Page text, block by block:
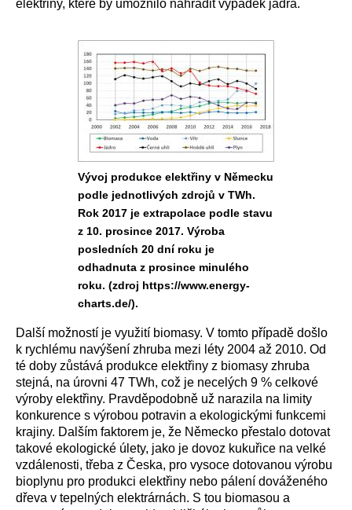
elektřiny, které by umožnilo nahradit výpadek jádra.
Vývoj produkce elektřiny v Německu
podle jednotlivých zdrojů v TWh.
Rok 2017 je extrapolace podle stavu
z 10. prosince 2017. Výroba
posledních 20 dní roku je
odhadnuta z prosince minulého
roku. (zdroj https://www.energy-
charts.de/).
Další možností je využití biomasy. V tomto případě došlo
k rychlému navýšení zhruba mezi léty 2004 až 2010. Od
té doby zůstává produkce elektřiny z biomasy zhruba
stejná, na úrovni 47 TWh, což je necelých 9 % celkové
výroby elektřiny. Pravděpodobně už narazila na limity
konkurence s výrobou potravin a ekologickými funkcemi
krajiny. Dalším faktorem je, že Německo přestalo dotovat
takové ekologické úlety, jako je dovoz kukuřice na velké
vzdálenosti, třeba z Česka, pro vysoce dotovanou výrobu
bioplynu pro produkci elektřiny nebo pálení dováženého
dřeva v tepelných elektrárnách. S tou biomasou a